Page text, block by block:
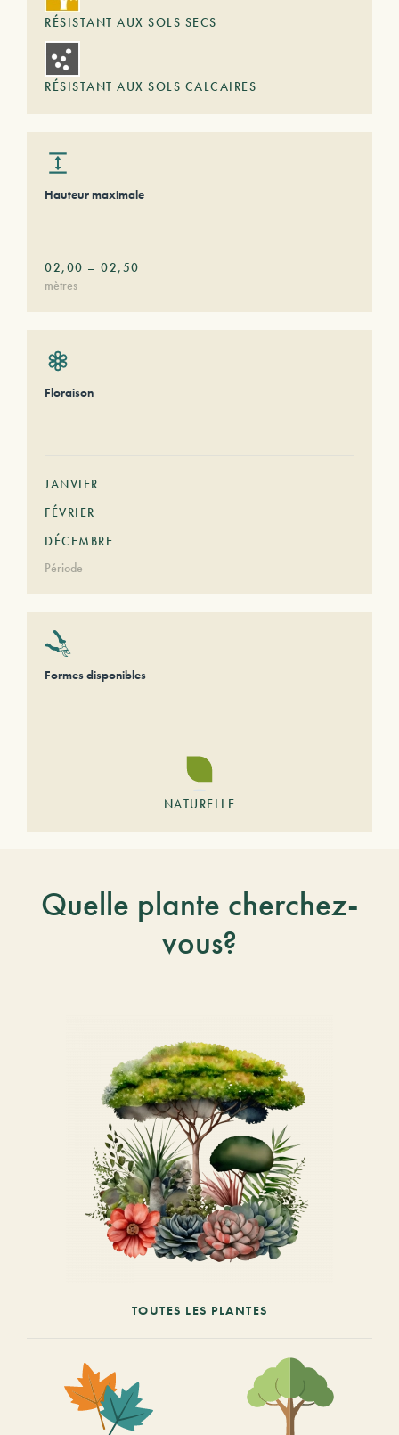
RÉSISTANT AUX SOLS SECS
RÉSISTANT AUX SOLS CALCAIRES
Hauteur maximale
02,00 – 02,50
mètres
Floraison
JANVIER
FÉVRIER
DÉCEMBRE
Période
Formes disponibles
NATURELLE
Quelle plante cherchez-
vous?
TOUTES LES PLANTES